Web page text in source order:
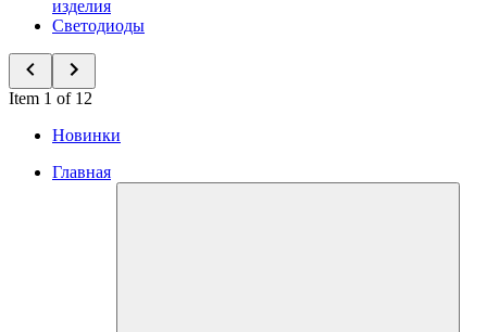
изделия
Светодиоды
Item 1 of 12
Новинки
Главная